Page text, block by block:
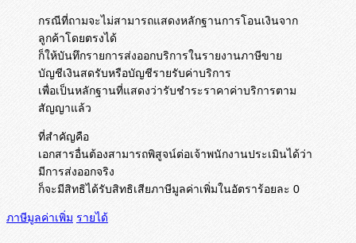
กรณีที่ถามจะไม่สามารถแสดงหลักฐานการโอนเงินจาก
ลูกค้าโดยตรงได้
ก็ให้บันทึกรายการส่งออกบริการในรายงานภาษีขาย
บัญชีเงินสดรับหรือบัญชีรายรับค่าบริการ
เพื่อเป็นหลักฐานที่แสดงว่ารับชำระราคาค่าบริการตาม
สัญญาแล้ว
ที่สำคัญคือ
เอกสารอื่นต้องสามารถพิสูจน์ต่อเจ้าพนักงานประเมินได้ว่า
มีการส่งออกจริง
ก็จะมีสิทธิได้รับสิทธิเสียภาษีมูลค่าเพิ่มในอัตราร้อยละ 0
ภาษีมูลค่าเพิ่ม รายได้